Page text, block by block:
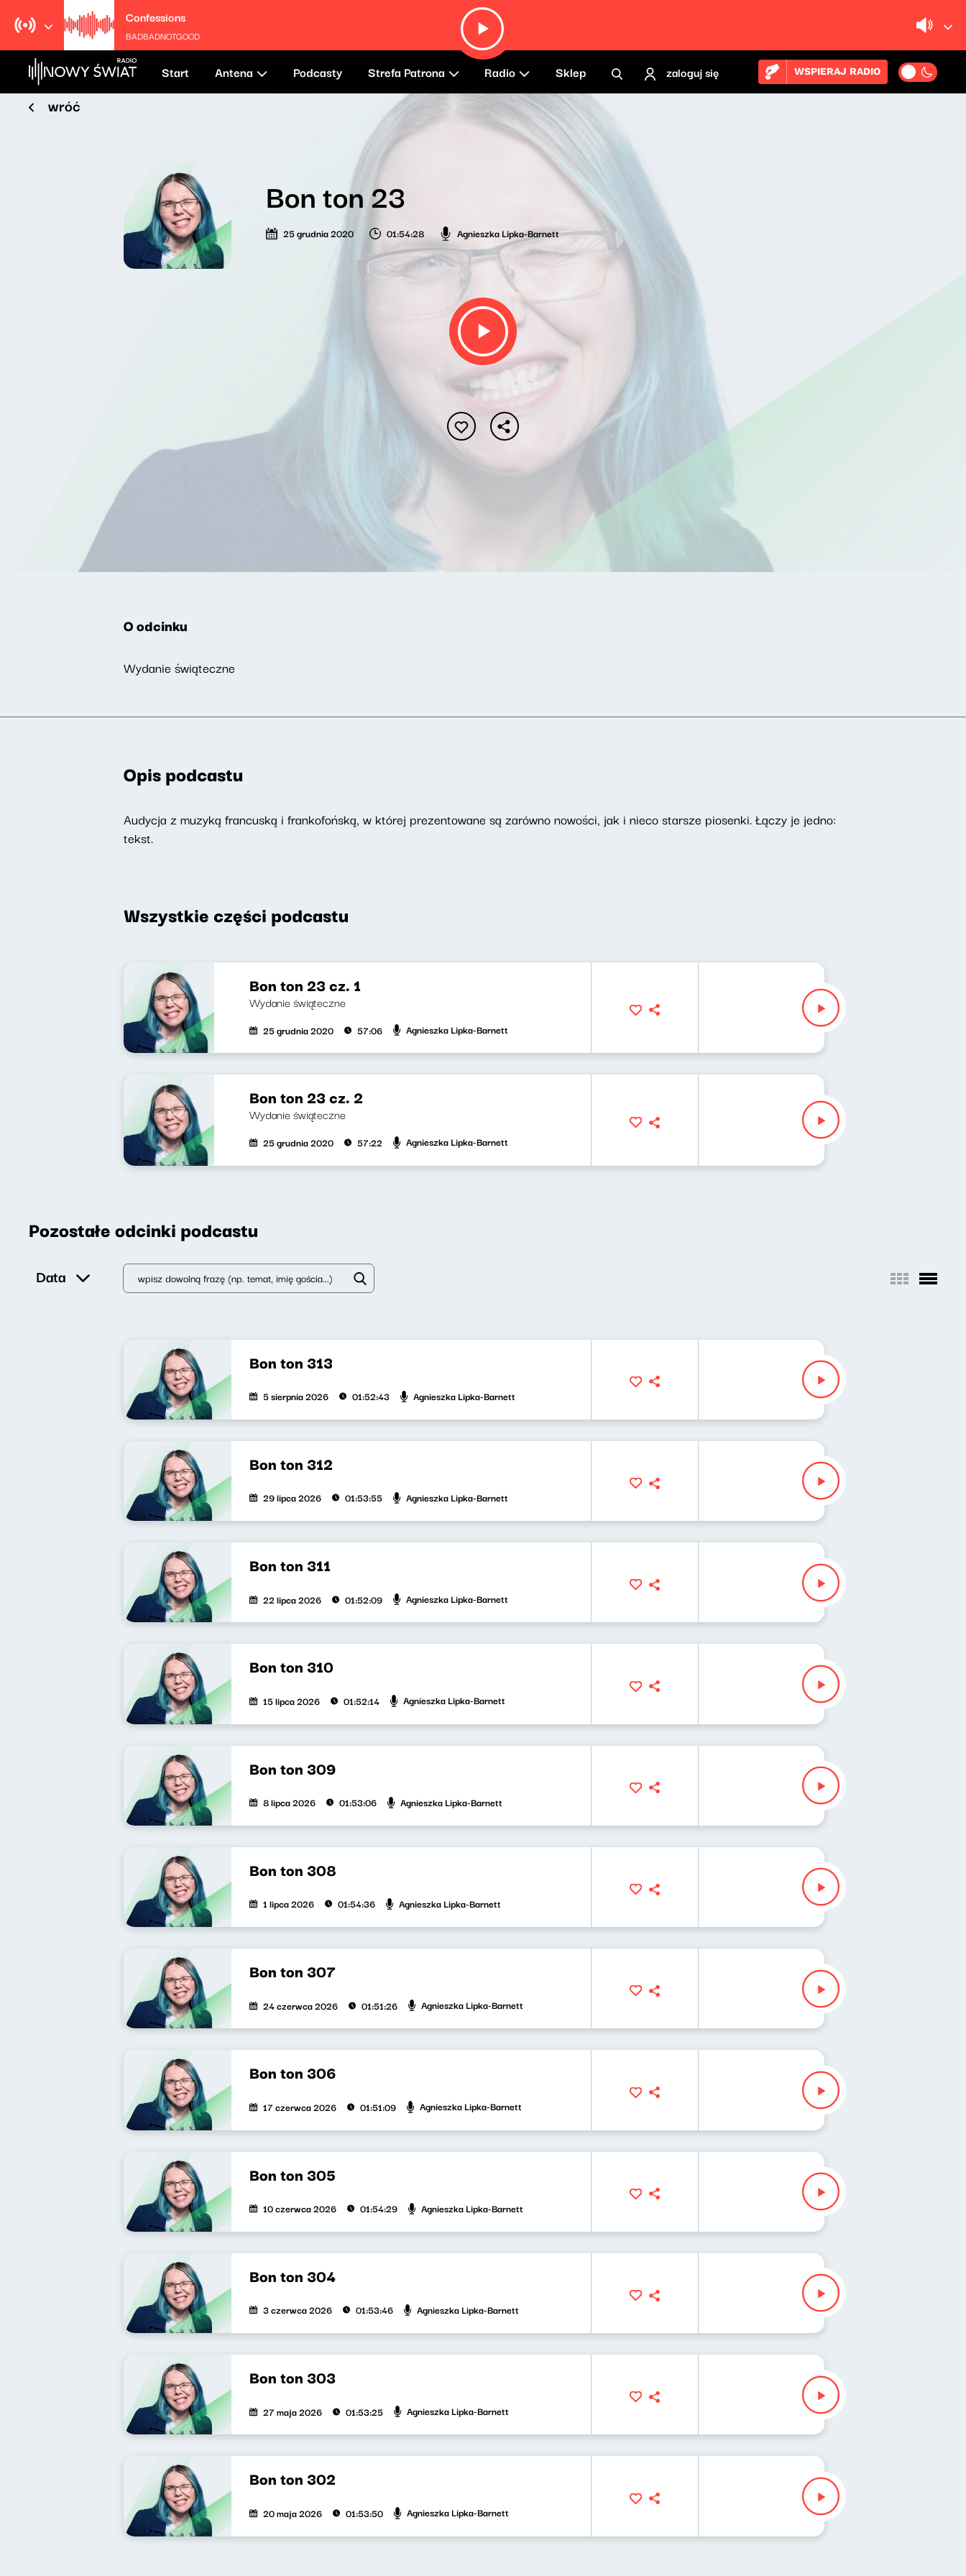
Confessions
BADBADNOTGOOD
Start Antena Podcasty Strefa Patrona Radio Sklep zaloguj się WSPIERAJ RADIO
wróć
Bon ton 23
25 grudnia 2020 01:54:28 Agnieszka Lipka-Barnett
O odcinku
Wydanie świąteczne
Opis podcastu
Audycja z muzyką francuską i frankofońską, w której prezentowane są zarówno nowości, jak i nieco starsze piosenki. Łączy je jedno:
tekst.
Wszystkie części podcastu
Bon ton 23 cz. 1
Wydanie świąteczne
25 grudnia 2020 57:06 Agnieszka Lipka-Barnett
Bon ton 23 cz. 2
Wydanie świąteczne
25 grudnia 2020 57:22 Agnieszka Lipka-Barnett
Pozostałe odcinki podcastu
Data
Bon ton 313
5 sierpnia 2026 01:52:43 Agnieszka Lipka-Barnett
Bon ton 312
29 lipca 2026 01:53:55 Agnieszka Lipka-Barnett
Bon ton 311
22 lipca 2026 01:52:09 Agnieszka Lipka-Barnett
Bon ton 310
15 lipca 2026 01:52:14 Agnieszka Lipka-Barnett
Bon ton 309
8 lipca 2026 01:53:06 Agnieszka Lipka-Barnett
Bon ton 308
1 lipca 2026 01:54:36 Agnieszka Lipka-Barnett
Bon ton 307
24 czerwca 2026 01:51:26 Agnieszka Lipka-Barnett
Bon ton 306
17 czerwca 2026 01:51:09 Agnieszka Lipka-Barnett
Bon ton 305
10 czerwca 2026 01:54:29 Agnieszka Lipka-Barnett
Bon ton 304
3 czerwca 2026 01:53:46 Agnieszka Lipka-Barnett
Bon ton 303
27 maja 2026 01:53:25 Agnieszka Lipka-Barnett
Bon ton 302
20 maja 2026 01:53:50 Agnieszka Lipka-Barnett